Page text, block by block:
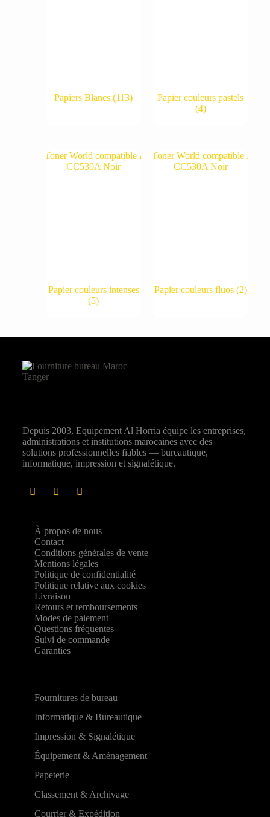
Papiers Blancs(113)
Papier couleurs pastels
(4)
Papier couleurs intenses
(5)
Papier couleurs fluos (2)
Depuis 2003, Equipement Al Horria équipe les entreprises,
administrations et institutions marocaines avec des
solutions professionnelles fiables — bureautique,
informatique, impression et signalétique.
À propos de nous
Contact
Conditions générales de vente
Mentions légales
Politique de confidentialité
Politique relative aux cookies
Livraison
Retours et remboursements
Modes de paiement
Questions fréquentes
Suivi de commande
Garanties
Fournitures de bureau
Informatique & Bureautique
Impression & Signalétique
Équipement & Aménagement
Papeterie
Classement & Archivage
Courrier & Expédition